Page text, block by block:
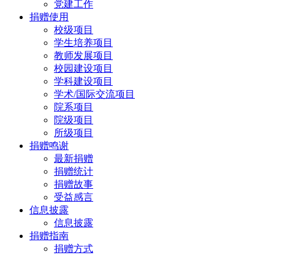
党建工作
捐赠使用
校级项目
学生培养项目
教师发展项目
校园建设项目
学科建设项目
学术/国际交流项目
院系项目
院级项目
所级项目
捐赠鸣谢
最新捐赠
捐赠统计
捐赠故事
受益感言
信息披露
信息披露
捐赠指南
捐赠方式